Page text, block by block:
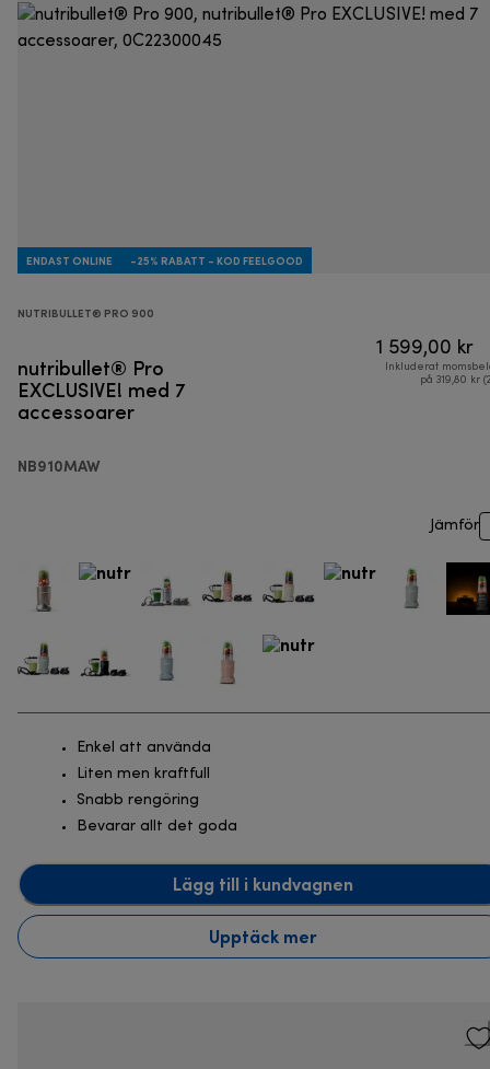
ENDAST ONLINE -25% RABATT - KOD FEELGOOD
NUTRIBULLET® PRO 900
nutribullet® Pro
EXCLUSIVE! med 7
accessoarer
NB910MAW
1 599,00 kr
Inkluderat
på 319,80 kr
Jämför
Enkel att använda
Liten men kraftfull
Snabb rengöring
Bevarar allt det goda
Lägg till i kundvagnen
Upptäck mer